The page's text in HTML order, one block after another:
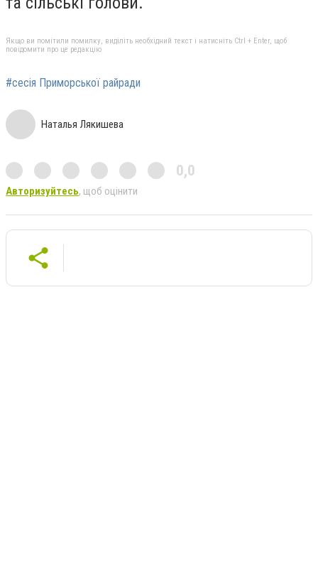
Якщо ви помітили помилку, виділіть необхідний текст і натисніть Ctrl + Enter, щоб
повідомити про це редакцію
#сесія Приморської райради
Наталья Лякишева
0,0
Авторизуйтесь, щоб оцінити